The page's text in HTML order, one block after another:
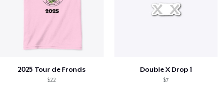
2025 Tour de Fronds
$22
Double X Drop 1
$7